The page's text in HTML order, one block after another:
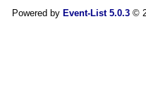
Powered by Event-List 5.0.3©